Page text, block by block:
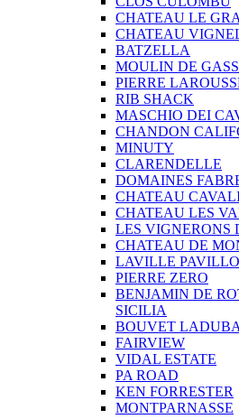
CHATEAU LE
CHATEAU
BATZELLA
MOULIN DE
PIERRE
RIB SHACK
MASCHIO DEI
CHANDON
MINUTY
CLARENDELLE
DOMAINES
CHATEAU
CHATEAU LES
LES VIGNERONS
CHATEAU DE
LAVILLE
PIERRE ZERO
BENJAMIN DE
SICILIA
BOUVET
FAIRVIEW
VIDAL ESTATE
PA ROAD
KEN FORRESTER
MONTPARNASSE